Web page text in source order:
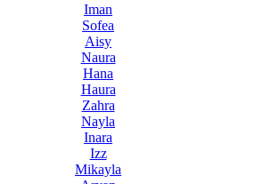
Iman
Sofea
Aisy
Naura
Hana
Haura
Zahra
Nayla
Inara
Izz
Mikayla